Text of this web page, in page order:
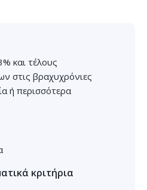
και τέλους
στις βραχυχρόνιες
ή περισσότερα
κριτήρια